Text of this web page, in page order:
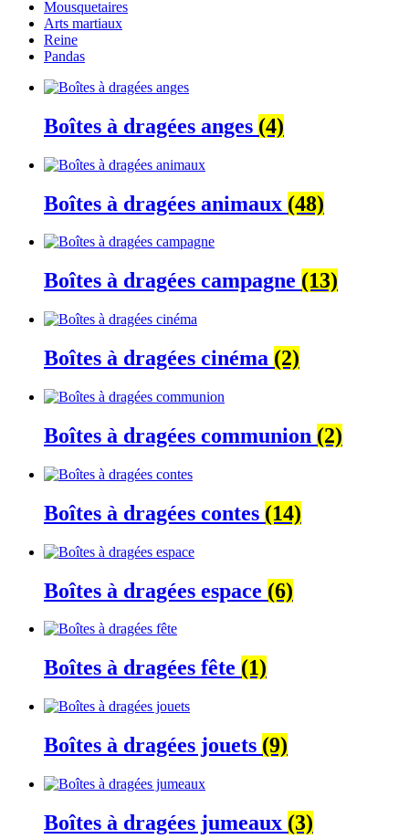
Mousquetaires
Arts martiaux
Reine
Pandas
Boîtes à dragées anges (4)
Boîtes à dragées animaux (48)
Boîtes à dragées campagne (13)
Boîtes à dragées cinéma (2)
Boîtes à dragées communion (2)
Boîtes à dragées contes (14)
Boîtes à dragées espace (6)
Boîtes à dragées fête (1)
Boîtes à dragées jouets (9)
Boîtes à dragées jumeaux (3)